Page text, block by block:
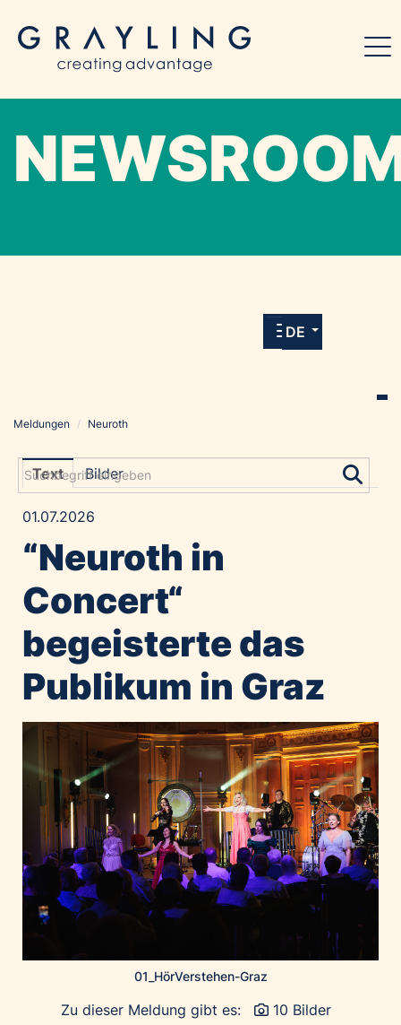
allen Meldungen und Downloads unserer
DE
Grayling Agentur
Amadeus Austrian Music Awards
Bolt
Constantia Flexibles
Costa Kreuzfahrten
Emirates
Expo 2025 Osaka
Financial Times
GE HealthCare
Home of Work
Huawei Consumer Business Group
IT:U
JP Immobilien
JYSK
Meldungen / Neuroth
Text Bilder
01.07.2026
“Neuroth in
Concert“
begeisterte das
Publikum in Graz
01_HörVerstehen-Graz
Zu dieser Meldung gibt es: 10 Bilder